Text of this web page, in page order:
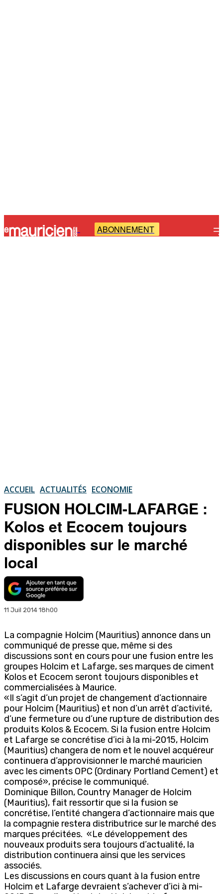
- ABONNEMENT
ACCUEIL ACTUALITÉS ECONOMIE
FUSION HOLCIM-LAFARGE :
Kolos et Ecocem toujours
disponibles sur le marché
local
11 Juil 2014 18h00
La compagnie Holcim (Mauritius) annonce dans un
communiqué de presse que, même si des
discussions sont en cours pour une fusion entre les
groupes Holcim et Lafarge, ses marques de ciment
Kolos et Ecocem seront toujours disponibles et
commercialisées à Maurice.
«Il s’agit d’un projet de changement d’actionnaire
pour Holcim (Mauritius) et non d’un arrêt d’activité,
d’une fermeture ou d’une rupture de distribution des
produits Kolos & Ecocem. Si la fusion entre Holcim
et Lafarge se concrétise d’ici à la mi-2015, Holcim
(Mauritius) changera de nom et le nouvel acquéreur
continuera d’approvisionner le marché mauricien
avec les ciments OPC (Ordinary Portland Cement) et
composé», précise le communiqué.
Dominique Billon, Country Manager de Holcim
(Mauritius), fait ressortir que si la fusion se
concrétise, l’entité changera d’actionnaire mais que
la compagnie restera distributrice sur le marché des
marques précitées. «Le développement des
nouveaux produits sera toujours d’actualité, la
distribution continuera ainsi que les services
associés.
Les discussions en cours quant à la fusion entre
Holcim et Lafarge devraient s’achever d’ici à mi-